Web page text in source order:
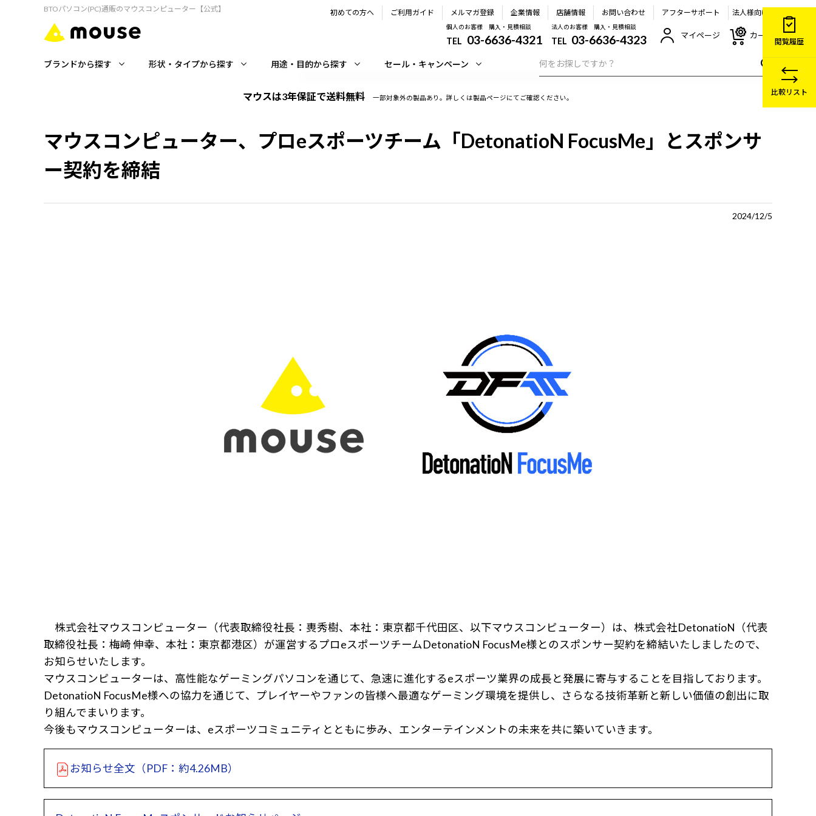
BTOパソコン(PC)通販のマウスコンピューター【公式】 初めての方へ ご利用ガイド メルマガ登録 企業情報 店舗情報 お問い合わせ アフターサポート 法人様向け
個人のお客様 購入・見積相談
TEL 03-6636-4321
法人のお客様 購入・見積相談
TEL 03-6636-4323 マイページ カート
ブランドから探す 形状・タイプから探す 用途・目的から探す セール・キャンペーン
マウスは3年保証で送料無料 一部対象外の製品あり。詳しくは製品ページにてご確認ください。
マウスコンピューター、プロeスポーツチーム「DetonatioN FocusMe」とスポンサ
ー契約を締結
2024/12/5
株式会社マウスコンピューター（代表取締役社長：軣秀樹、本社：東京都千代田区、以下マウスコンピューター）は、株式会社DetonatioN（代表
取締役社長：梅崎 伸幸、本社：東京都港区）が運営するプロeスポーツチームDetonatioN FocusMe様とのスポンサー契約を締結いたしましたので、
お知らせいたします。
マウスコンピューターは、高性能なゲーミングパソコンを通じて、急速に進化するeスポーツ業界の成長と発展に寄与することを目指しております。
DetonatioN FocusMe様への協力を通じて、プレイヤーやファンの皆様へ最適なゲーミング環境を提供し、さらなる技術革新と新しい価値の創出に取
り組んでまいります。
今後もマウスコンピューターは、eスポーツコミュニティとともに歩み、エンターテインメントの未来を共に築いていきます。
お知らせ全文（PDF：約4.26MB）
閲覧履歴
比較リスト